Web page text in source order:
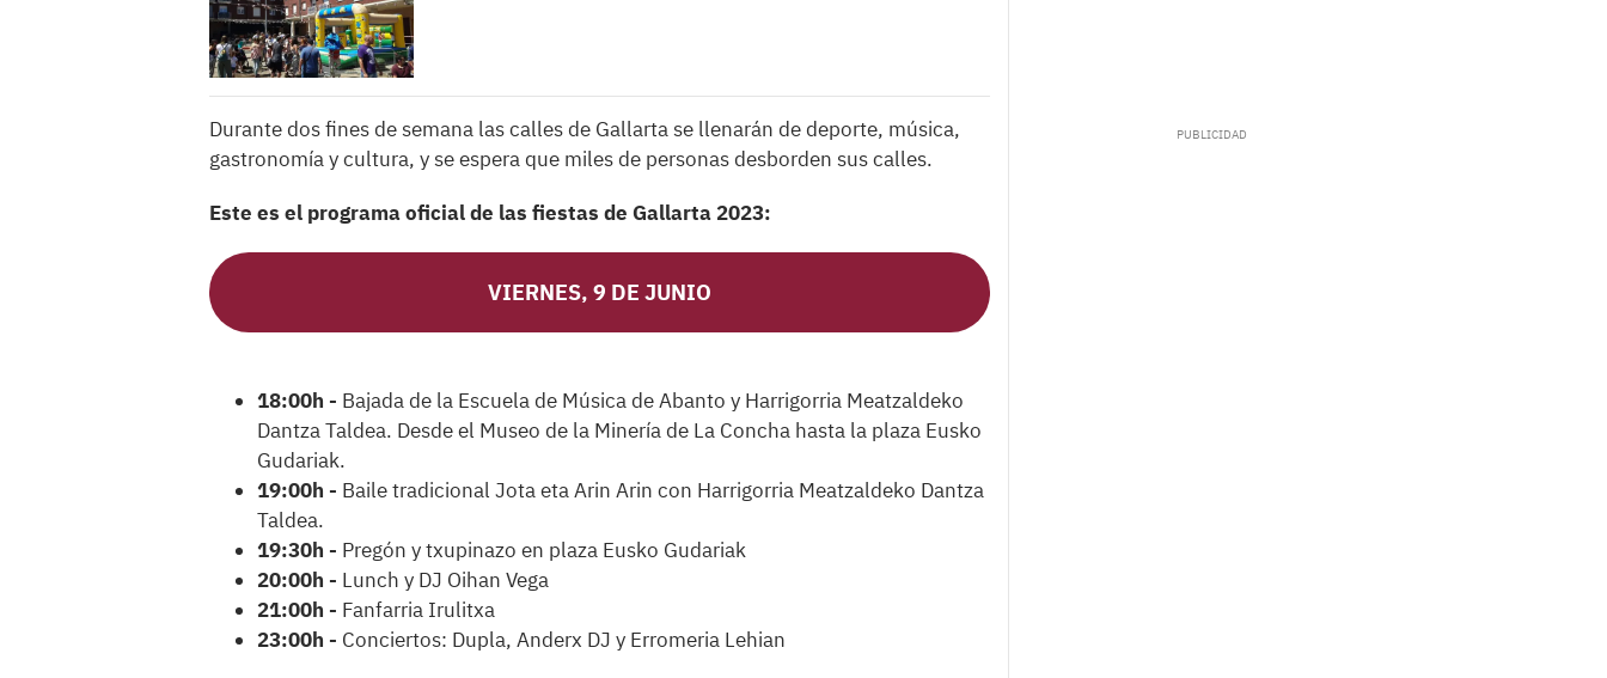
Durante dos fines de semana las calles de Gallarta se llenarán de deporte, música,
gastronomía y cultura, y se espera que miles de personas desborden sus calles.
Este es el programa oficial de las fiestas de Gallarta 2023:
VIERNES, 9 DE JUNIO
18:00h - Bajada de la Escuela de Música de Abanto y Harrigorria Meatzaldeko
Dantza Taldea. Desde el Museo de la Minería de La Concha hasta la plaza Eusko
Gudariak.
19:00h - Baile tradicional Jota eta Arin Arin con Harrigorria Meatzaldeko Dantza
Taldea.
19:30h - Pregón y txupinazo en plaza Eusko Gudariak
20:00h - Lunch y DJ Oihan Vega
21:00h - Fanfarria Irulitxa
23:00h - Conciertos: Dupla, Anderx DJ y Erromeria Lehian